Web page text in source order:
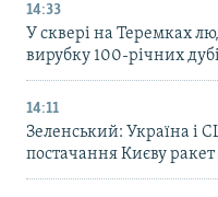
14:33
У сквері на Теремках
вирубку 100-річних
14:11
Зеленський: Україна і
постачання Києву